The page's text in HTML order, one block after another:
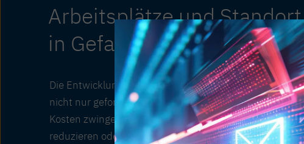
Arbeitsplätze und Standort
in Gefahr
Die Entwicklungen der letzten Jahre haben die Branche
nicht nur gefordert, sondern überfordert. Steigende
Kosten zwingen Unternehmen dazu, die Produktion zu
reduzieren oder ins Ausland auszulagern. Geopolitische